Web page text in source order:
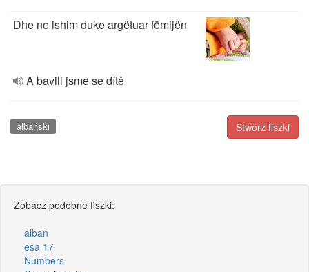
Dhe ne ishim duke argëtuar fëmijën
A bavili jsme se dítě
Stwórz fiszki
albański
Zobacz podobne fiszki:
alban
esa 17
Numbers